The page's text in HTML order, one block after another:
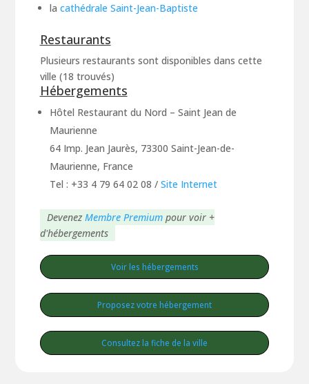
la cathédrale Saint-Jean-Baptiste
Restaurants
Plusieurs restaurants sont disponibles dans cette
ville (18 trouvés)
Hébergements
Hôtel Restaurant du Nord – Saint Jean de
Maurienne
64 Imp. Jean Jaurès, 73300 Saint-Jean-de-
Maurienne, France
Tel : +33 4 79 64 02 08 / Site Internet
Devenez Membre Premiumpour voir +
d'hébergements
Voir les hébergements
Proposez votre hébergement
Consultez la fiche de la ville